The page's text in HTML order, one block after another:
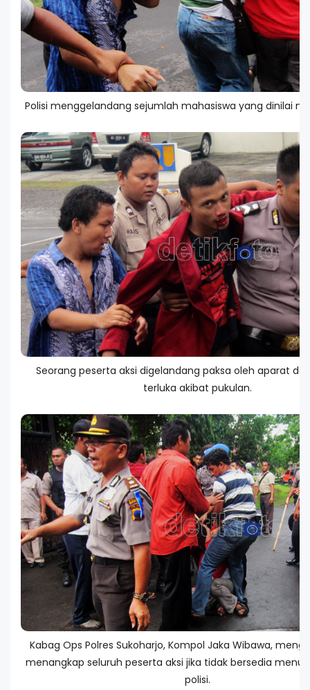
Polisi menggelandang sejumlah mahasiswa yang dinilai
Seorang peserta aksi digelandang paksa oleh aparat
terluka akibat pukulan.
Kabag Ops Polres Sukoharjo, Kompol Jaka Wibawa,
menangkap seluruh peserta aksi jika tidak bersedia
polisi.